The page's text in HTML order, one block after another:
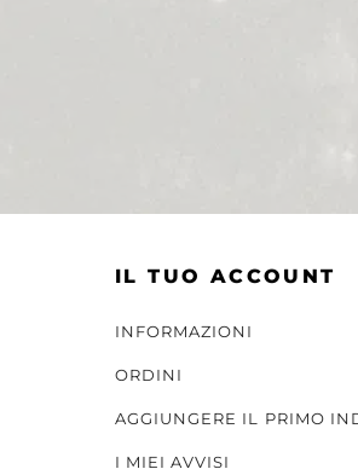
IL TUO ACCOUNT
INFORMAZIONI
ORDINI
AGGIUNGERE IL PRIMO
I MIEI AVVISI